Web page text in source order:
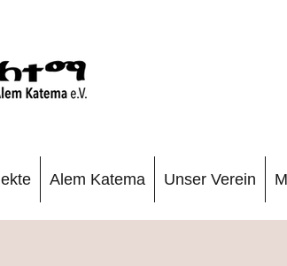
Alem Katema Unser Verein